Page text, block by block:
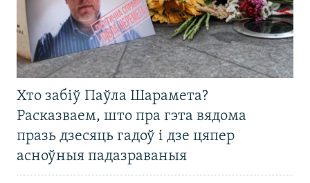
Хто забіў Паўла Шарамета?
Расказваем, што пра гэта вядома
празь дзесяць гадоў і дзе цяпер
асноўныя падазраваныя